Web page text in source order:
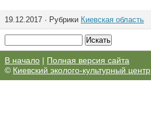
19.12.2017 · Рубрики Киевская область
В начало | Полная версия сайта
© Киевский эколого-культурный центр